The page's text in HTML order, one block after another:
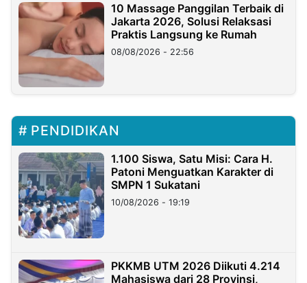
10 Massage Panggilan Terbaik di
Jakarta 2026, Solusi Relaksasi
Praktis Langsung ke Rumah
08/08/2026 - 22:56
PENDIDIKAN
1.100 Siswa, Satu Misi: Cara H.
Patoni Menguatkan Karakter di
SMPN 1 Sukatani
10/08/2026 - 19:19
PKKMB UTM 2026 Diikuti 4.214
Mahasiswa dari 28 Provinsi,